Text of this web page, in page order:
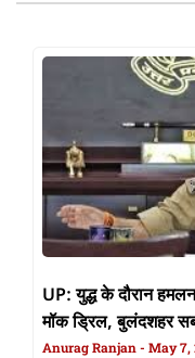
UP: युद्ध के दौरान
मॉक ड्रिल, बुलंदशहर
Anurag Ranjan May 7,